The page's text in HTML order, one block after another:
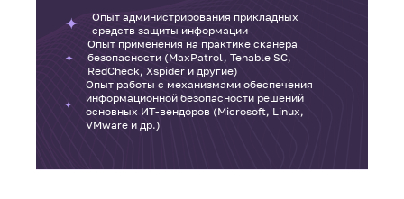
Опыт администрирования прикладных
средств защиты информации
Опыт применения на практике сканера
безопасности (MaxPatrol, Tenable SC,
RedCheck, Xspider и другие)
Опыт работы с механизмами обеспечения
информационной безопасности решений
основных ИТ-вендоров (Microsoft, Linux,
VMware и др.)